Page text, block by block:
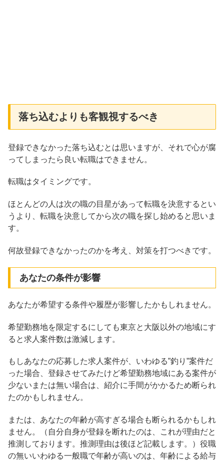
落ち込むよりも客観視するべき
登録できなかった落ち込むとは思いますが、それで心が腐
ってしまったら良い転職はできません。
転職はタイミングです。
ほとんどの人は次の職の目星があって転職を決意するとい
うより、転職を決意してから次の職を探し始めると思いま
す。
何故登録できなかったのかを考え、対策を打つべきです。
あなたの条件が影響
あなたが希望する条件や履歴が影響したかもしれません。
希望勤務地を限定するにしても東京と大阪以外の地域にす
ると求人案件数は激減します。
もしあなたの応募した求人案件が、いわゆる”釣り”案件だ
った場合、登録させてみたけど希望勤務地域にある案件が
少ないまたは無い場合は、紹介に手間がかかるため断られ
たのかもしれません。
または、あなたの年齢が高すぎる場合も断られるかもしれ
ません。（自分自身が登録を断れたのは、これが理由だと
推測しております。推測理由は後ほど記載します。）役職
の無いいわゆる一般職で年齢が高いのは、年齢による給与